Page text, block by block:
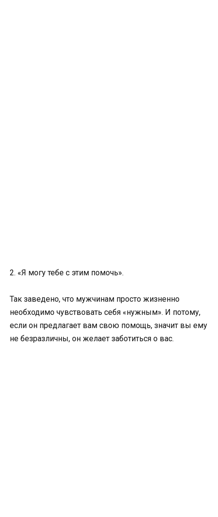
2. «Я могу тебе с этим помочь».
Так заведено, что мужчинам просто жизненно
необходимо чувствовать себя «нужным». И потому,
если он предлагает вам свою помощь, значит вы ему
не безразличны, он желает заботиться о вас.